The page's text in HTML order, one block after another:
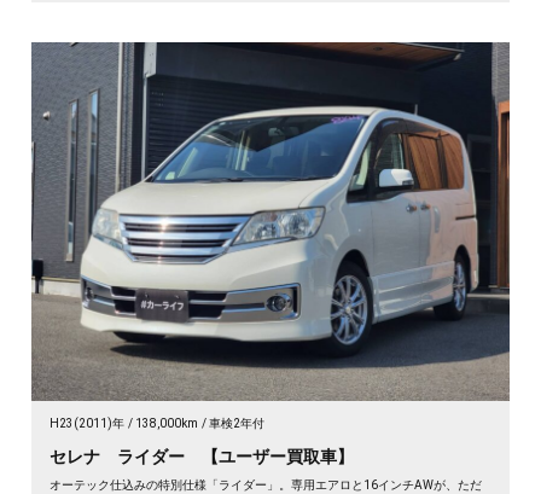
H23(2011)年 138,000km 車検2年付
セレナ ライダー 【ユーザー買取車】
オーテック仕込みの特別仕様「ライダー」。専用エアロと16インチAWが、ただ